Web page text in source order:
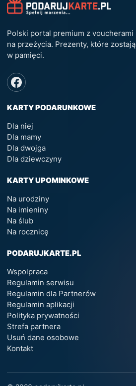
Polski portal premium z voucherami
na przeżycia. Prezenty, które zostają
w pamięci.
KARTY PODARUNKOWE
Dla niej
Dla mamy
Dla dwojga
Dla dziewczyny
KARTY UPOMINKOWE
Na urodziny
Na imieniny
Na ślub
Na rocznicę
PODARUJKARTE.PL
Wspolpraca
Regulamin serwisu
Regulamin dla Partnerów
Regulamin aplikacji
Polityka prywatności
Strefa partnera
Usuń dane osobowe
Kontakt